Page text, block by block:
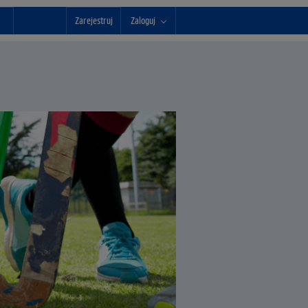
Zarejestruj Zaloguj